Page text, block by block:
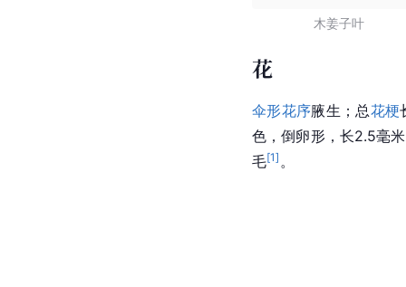
木姜子叶
花
伞形花序腋生；总花梗
色，倒卵形，长2.5毫
毛[1] 。